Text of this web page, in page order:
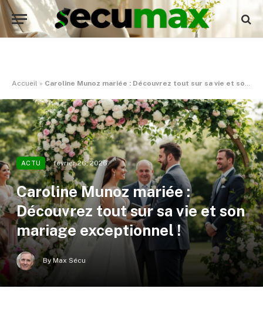
Accueil » Caroline Munoz mariée : Découvrez tout sur sa vie et son mariage exceptionnel !
ACTU février 26, 2026
Caroline Munoz mariée :
Découvrez tout sur sa vie et son
mariage exceptionnel !
By Max Sécu